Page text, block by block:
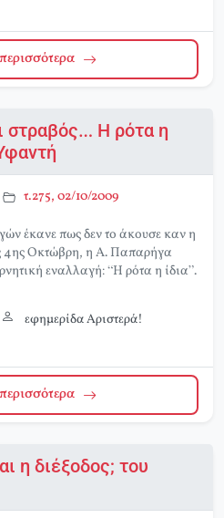
στραβός… Η ρότα η
τ.275, 02/10/2009
έκανε πως δεν το άκουσε καν η
4ης Οκτώβρη, η Α. Παπαρήγα
εναλλαγή: “Η ρότα η ίδια”.
εφημερίδα Αριστερά!
η διέξοδος; του